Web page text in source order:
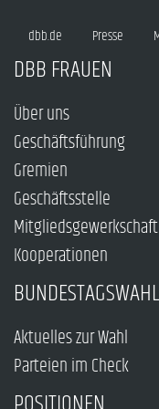
dbb.de Presse
DBB FRAUEN
Über uns
Geschäftsführung
Gremien
Geschäftsstelle
Kooperationen
Aktuelles zur Wahl
Parteien im Check